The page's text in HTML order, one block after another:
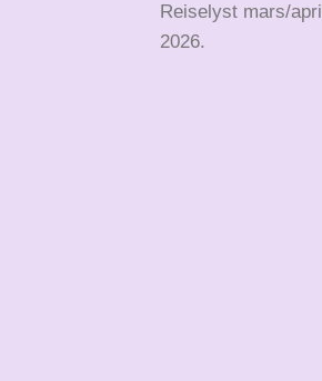
Reiselyst mars/april
2026.